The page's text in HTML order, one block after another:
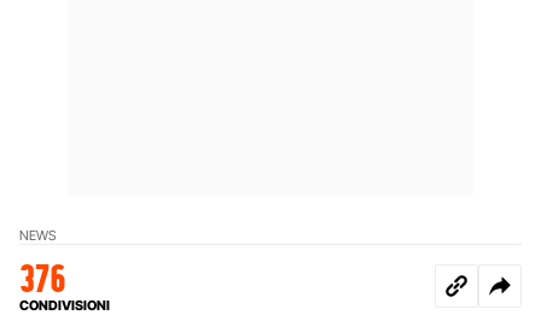
NEWS
376
CONDIVISIONI